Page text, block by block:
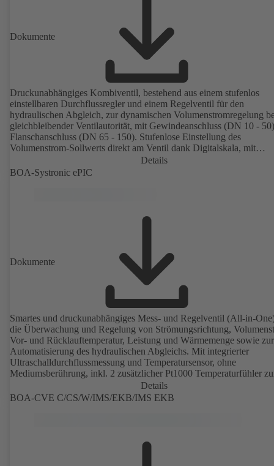
Dokumente
Druckunabhängiges Kombiventil, bestehend aus einem stufenlos
einstellbaren Durchflussregler und einem Regelventil für den
hydraulischen Abgleich, zur dynamischen Volumenstromregelung
gleichbleibender Ventilautorität, mit Gewindeanschluss (DN 10 - 50) und
Flanschanschluss (DN 65 - 150). Stufenlose Einstellung des
Volumenstrom-Sollwerts direkt am Ventil dank Digitalskala, mit
mechanischer Blockierfunktion. Mit Messnippeln zur Kontrolle
und anliegendem Mindestdifferenzdruck. Verfügbar in
einer weiteren Größe wie der Raumtemperatur durch Anpassung des
Details
BOA-Systronic ePIC
Dokumente
Smartes und druckunabhängiges Mess- und Regelventil (All-in-
die Überwachung und Regelung von Strömungsrichtung,
Vor- und Rücklauftemperatur, Leistung und Wärmemenge sowie zur
Automatisierung des hydraulischen Abgleichs. Mit integrierter
Ultraschalldurchflussmessung und Temperatursensor, ohne
Mediumsberührung, inkl. 2 zusätzlicher Pt1000 Temperaturfühler
Erfassung der Vor- und Rücklauftemperatur, inkl. integrierter
Grundregelfunktionen (Position, Durchfluss, Temperatur,
Details
BOA-CVE C/CS/W/IMS/EKB/IMS EKB